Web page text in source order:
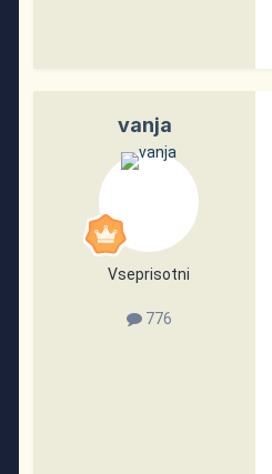
vanja
Vseprisotni
776